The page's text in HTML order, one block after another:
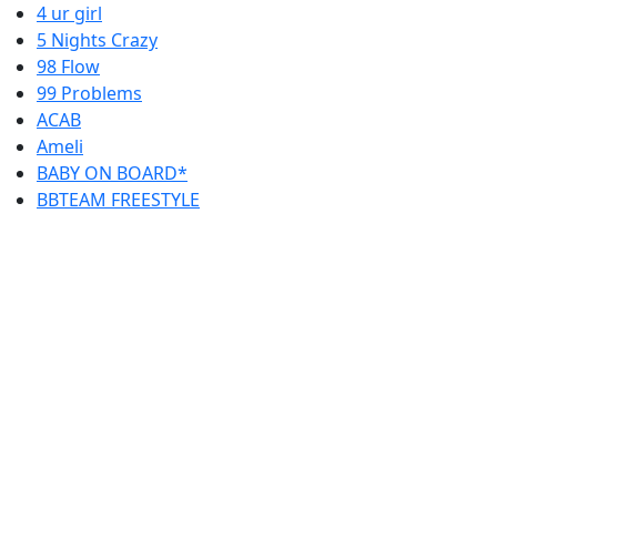
4 ur girl
5 Nights Crazy
98 Flow
99 Problems
ACAB
Ameli
BABY ON BOARD*
BBTEAM FREESTYLE